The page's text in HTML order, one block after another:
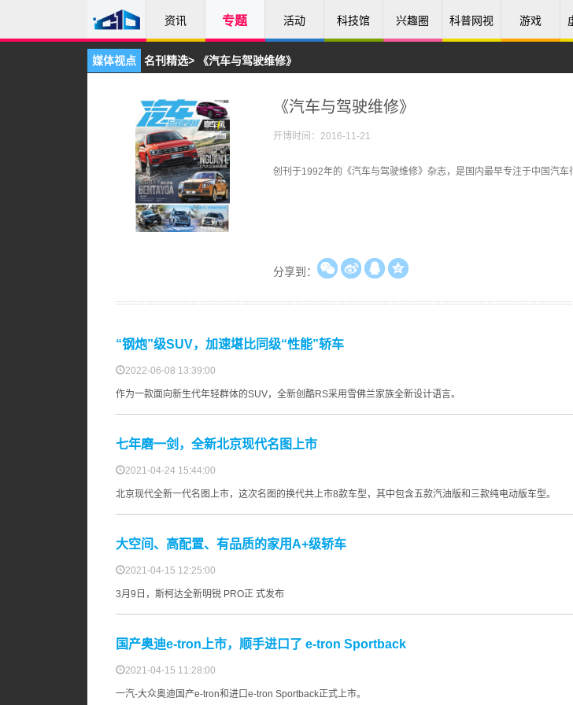
资讯 专题 活动 科技馆 兴趣圈 科普网视 游戏
媒体视点 名刊精选> 《汽车与驾驶维修》
《汽车与驾驶维修》
开博时间：2016-11-21
创刊于1992年的《汽车与驾驶维修》杂志，是国内最早专注于中国汽
分享到：
“钢炮”级SUV，加速堪比同级“性能”轿车
2022-06-08 13:39:00
作为一款面向新生代年轻群体的SUV，全新创酷RS采用雪佛兰家族全新设计语言。
七年磨一剑，全新北京现代名图上市
2021-04-24 15:44:00
北京现代全新一代名图上市，这次名图的换代共上市8款车型，其中包含五款汽油版和三款纯电动版车型。
大空间、高配置、有品质的家用A+级轿车
2021-04-15 12:25:00
3月9日，斯柯达全新明锐 PRO正 式发布
国产奥迪e-tron上市，顺手进口了 e-tron Sportback
2021-04-15 11:28:00
一汽-大众奥迪国产e-tron和进口e-tron Sportback正式上市。